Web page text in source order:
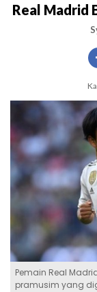
Real Madrid
Pemain Real
pramusim yang